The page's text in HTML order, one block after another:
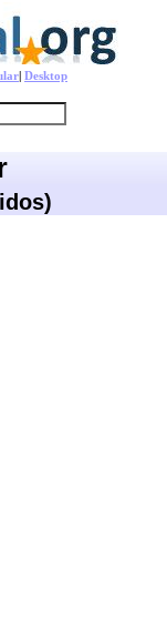
| Desktop